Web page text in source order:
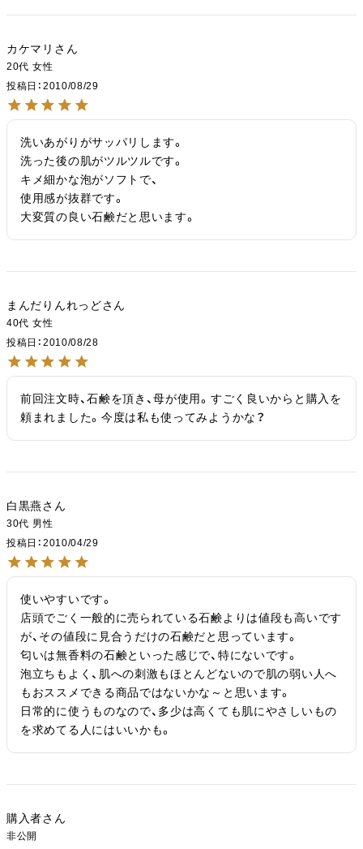
カケマリ
20代 女性
投稿日
2010/08/29
洗いあがりがサッパリします。
洗った後の肌がツルツルです。
キメ細かな泡がソフトで、
使用感が抜群です。
大変質の良い石鹸だと思います。
まんだりんれっど
40代 女性
投稿日
2010/08/28
前回注文時、石鹸を頂き、母が使用。すごく良いからと購入を
頼まれました。今度は私も使ってみようかな？
白黒燕
30代 男性
投稿日
2010/04/29
使いやすいです。
店頭でごく一般的に売られている石鹸よりは値段も高いです
が、その値段に見合うだけの石鹸だと思っています。
匂いは無香料の石鹸といった感じで、特にないです。
泡立ちもよく、肌への刺激もほとんどないので肌の弱い人へ
もおススメできる商品ではないかな～と思います。
日常的に使うものなので、多少は高くても肌にやさしいもの
を求めてる人にはいいかも。
購入者
非公開